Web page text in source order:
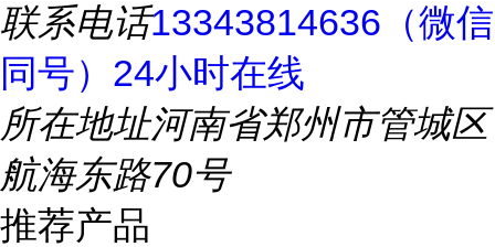
联系电话13343814636（微信
同号）24小时在线
所在地址河南省郑州市管城区
航海东路70号
推荐产品